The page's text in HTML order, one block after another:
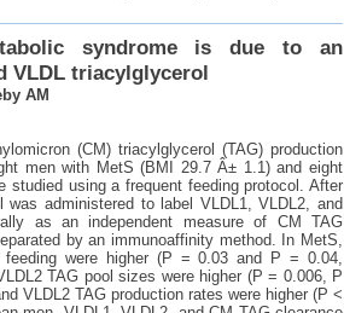
syndrome is due to an
VLDL triacylglycerol
AM
(CM) triacylglycerol (TAG) production
men with MetS (BMI 29.7 Â± 1.1) and eight
studied using a frequent feeding protocol. After
administered to label VLDL1, VLDL2, and
as an independent measure of CM TAG
by an immunoaffinity method. In MetS,
were higher (P = 0.03 and P = 0.04,
TAG pool sizes were higher (P = 0.006, P
VLDL2 TAG production rates were higher (P <